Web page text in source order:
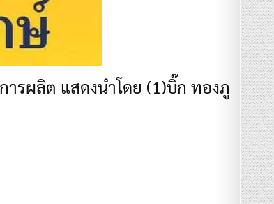
รผลิต แสดงนำโดย (1)บิ๊ก ทองภู